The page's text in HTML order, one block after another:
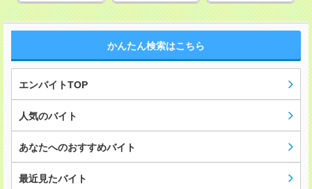
かんたん検索はこちら
エンバイトTOP
人気のバイト
あなたへのおすすめバイト
最近見たバイト